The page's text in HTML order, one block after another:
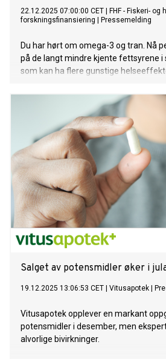
22.12.2025 07:00:00 CET
FHF - Fiskeri-
forskningsfinansiering
Pressemelding
Du har hørt om omega-3 og tran. Nå
på de langt mindre kjente fettsyrene i
som kan ha flere gunstige
Salget av potensmidler øker i
19.12.2025 13:06:53 CET Vitusapotek
Vitusapotek opplever en markant
potensmidler i desember, men
alvorlige bivirkninger.